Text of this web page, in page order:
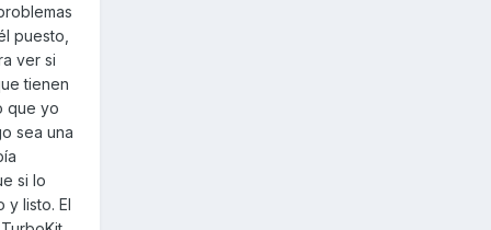
puesto,
ver si
tienen
que yo
sea una
si lo
y listo. El